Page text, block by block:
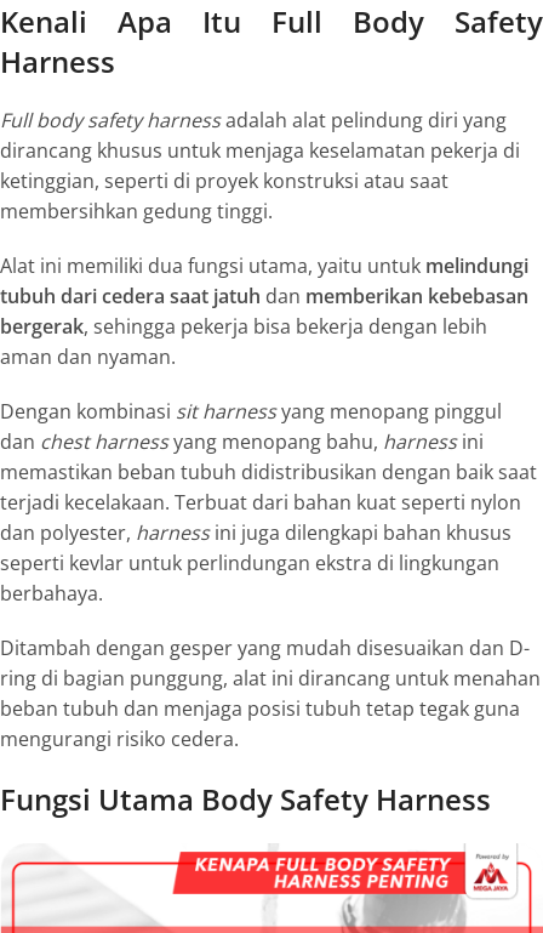
Kenali Apa Itu Full Body Safety
Harness
Full body safety harnessadalah alat pelindung diri yang
dirancang khusus untuk menjaga keselamatan pekerja di
ketinggian, seperti di proyek konstruksi atau saat
membersihkan gedung tinggi.
Alat ini memiliki dua fungsi utama, yaitu untuk melindungi
tubuh dari cedera saat jatuh dan memberikan kebebasan
bergerak, sehingga pekerja bisa bekerja dengan lebih
aman dan nyaman.
Dengan kombinasi sit harnessyang menopang pinggul
dan chest harnessyang menopang bahu, harnessini
memastikan beban tubuh didistribusikan dengan baik saat
terjadi kecelakaan. Terbuat dari bahan kuat seperti nylon
dan polyester, harnessini juga dilengkapi bahan khusus
seperti kevlar untuk perlindungan ekstra di lingkungan
berbahaya.
Ditambah dengan gesper yang mudah disesuaikan dan D-
ring di bagian punggung, alat ini dirancang untuk menahan
beban tubuh dan menjaga posisi tubuh tetap tegak guna
mengurangi risiko cedera.
Fungsi Utama Body Safety Harness